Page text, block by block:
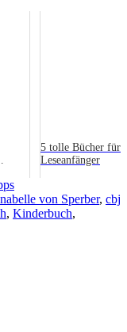
5 tolle Bücher für
Leseanfänger
von Sperber, cbj
, Kinderbuch,